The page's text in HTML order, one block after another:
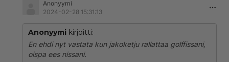
Anonyymi
2024-02-28 15:31:13
Anonyymi kirjoitti:
En ehdi nyt vastata kun jakoketju rallattaa golffissani,
oispa ees nissani.